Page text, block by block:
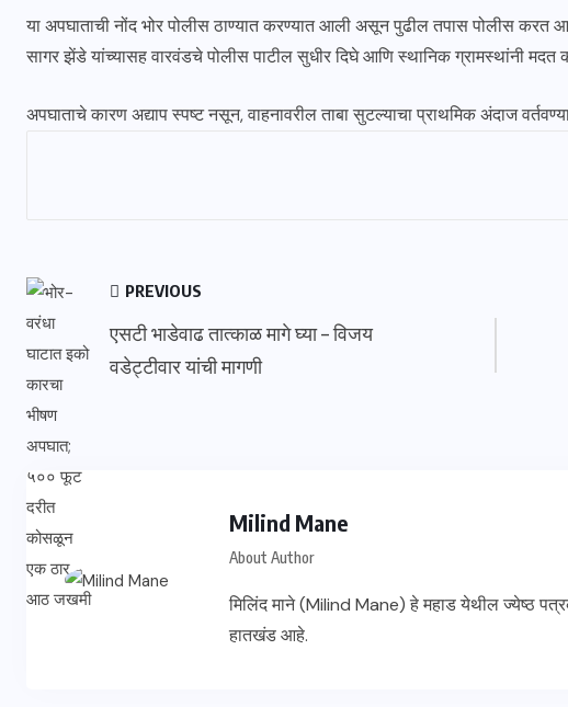
या अपघाताची नोंद भोर पोलीस ठाण्यात करण्यात आली असून पुढील तपास पोलीस करत
सागर झेंडे यांच्यासह वारवंडचे पोलीस पाटील सुधीर दिघे आणि स्थानिक ग्रामस्थांनी मदत
अपघाताचे कारण अद्याप स्पष्ट नसून, वाहनावरील ताबा सुटल्याचा प्राथमिक अंदाज
PREVIOUS
एसटी भाडेवाढ तात्काळ मागे घ्या – विजय
वडेट्टीवार यांची मागणी
Milind Mane
About Author
मिलिंद माने (Milind Mane) हे महाड येथील ज्येष्ठ
हातखंड आहे.